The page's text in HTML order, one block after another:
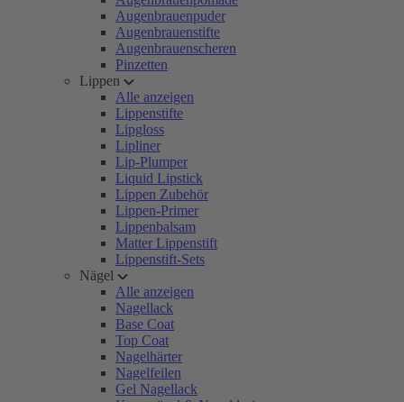
Augenbrauenpuder
Augenbrauenstifte
Augenbrauenscheren
Pinzetten
Lippen
Alle anzeigen
Lippenstifte
Lipgloss
Lipliner
Lip-Plumper
Liquid Lipstick
Lippen Zubehör
Lippen-Primer
Lippenbalsam
Matter Lippenstift
Lippenstift-Sets
Nägel
Alle anzeigen
Nagellack
Base Coat
Top Coat
Nagelhärter
Nagelfeilen
Gel Nagellack